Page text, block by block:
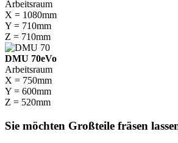
Arbeitsraum
X = 1080mm
Y = 710mm
Z = 710mm
DMU 70eVo
Arbeitsraum
X = 750mm
Y = 600mm
Z = 520mm
Sie möchten Großteile fräsen